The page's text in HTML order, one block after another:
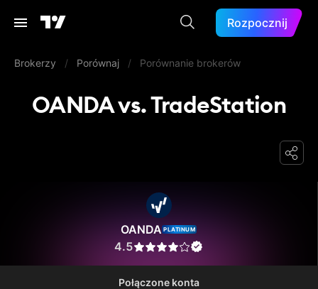
Rozpocznij
Brokerzy / Porównaj / Porównanie brokerów
OANDA vs. TradeStation
OANDA PLATINUM
4.5
Połączone konta